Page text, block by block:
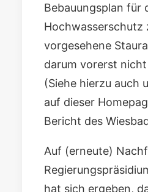
Bebauungsplan für
Hochwasserschutz
vorgesehene
darum vorerst
(Siehe hierzu auch
auf dieser
Bericht des
Auf (erneute)
hat sich ergeben,